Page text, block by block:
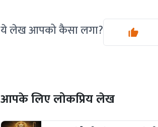
ये लेख आपको कैसा लगा?
आपके लिए लोकप्रिय लेख